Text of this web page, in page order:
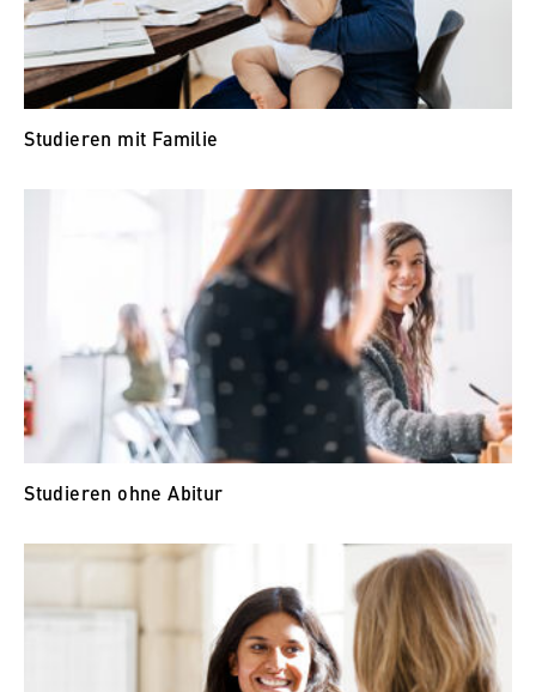
Studieren mit Familie
Studieren ohne Abitur
Name:
_pk_id, _pk_ses, _pk_ref
Anbieter:
Ermöglicht die anonyme Analyse Ihres
Nutzerverhaltens auf unserer Website, um
unser Angebot fortlaufend zu verbessern.
Hierzu werden Cookies gesetzt, die uns
helfen zu verstehen, welche Seiten am
häufigsten besucht werden.
Cookie Laufzeit:
bis zu 13 Monate